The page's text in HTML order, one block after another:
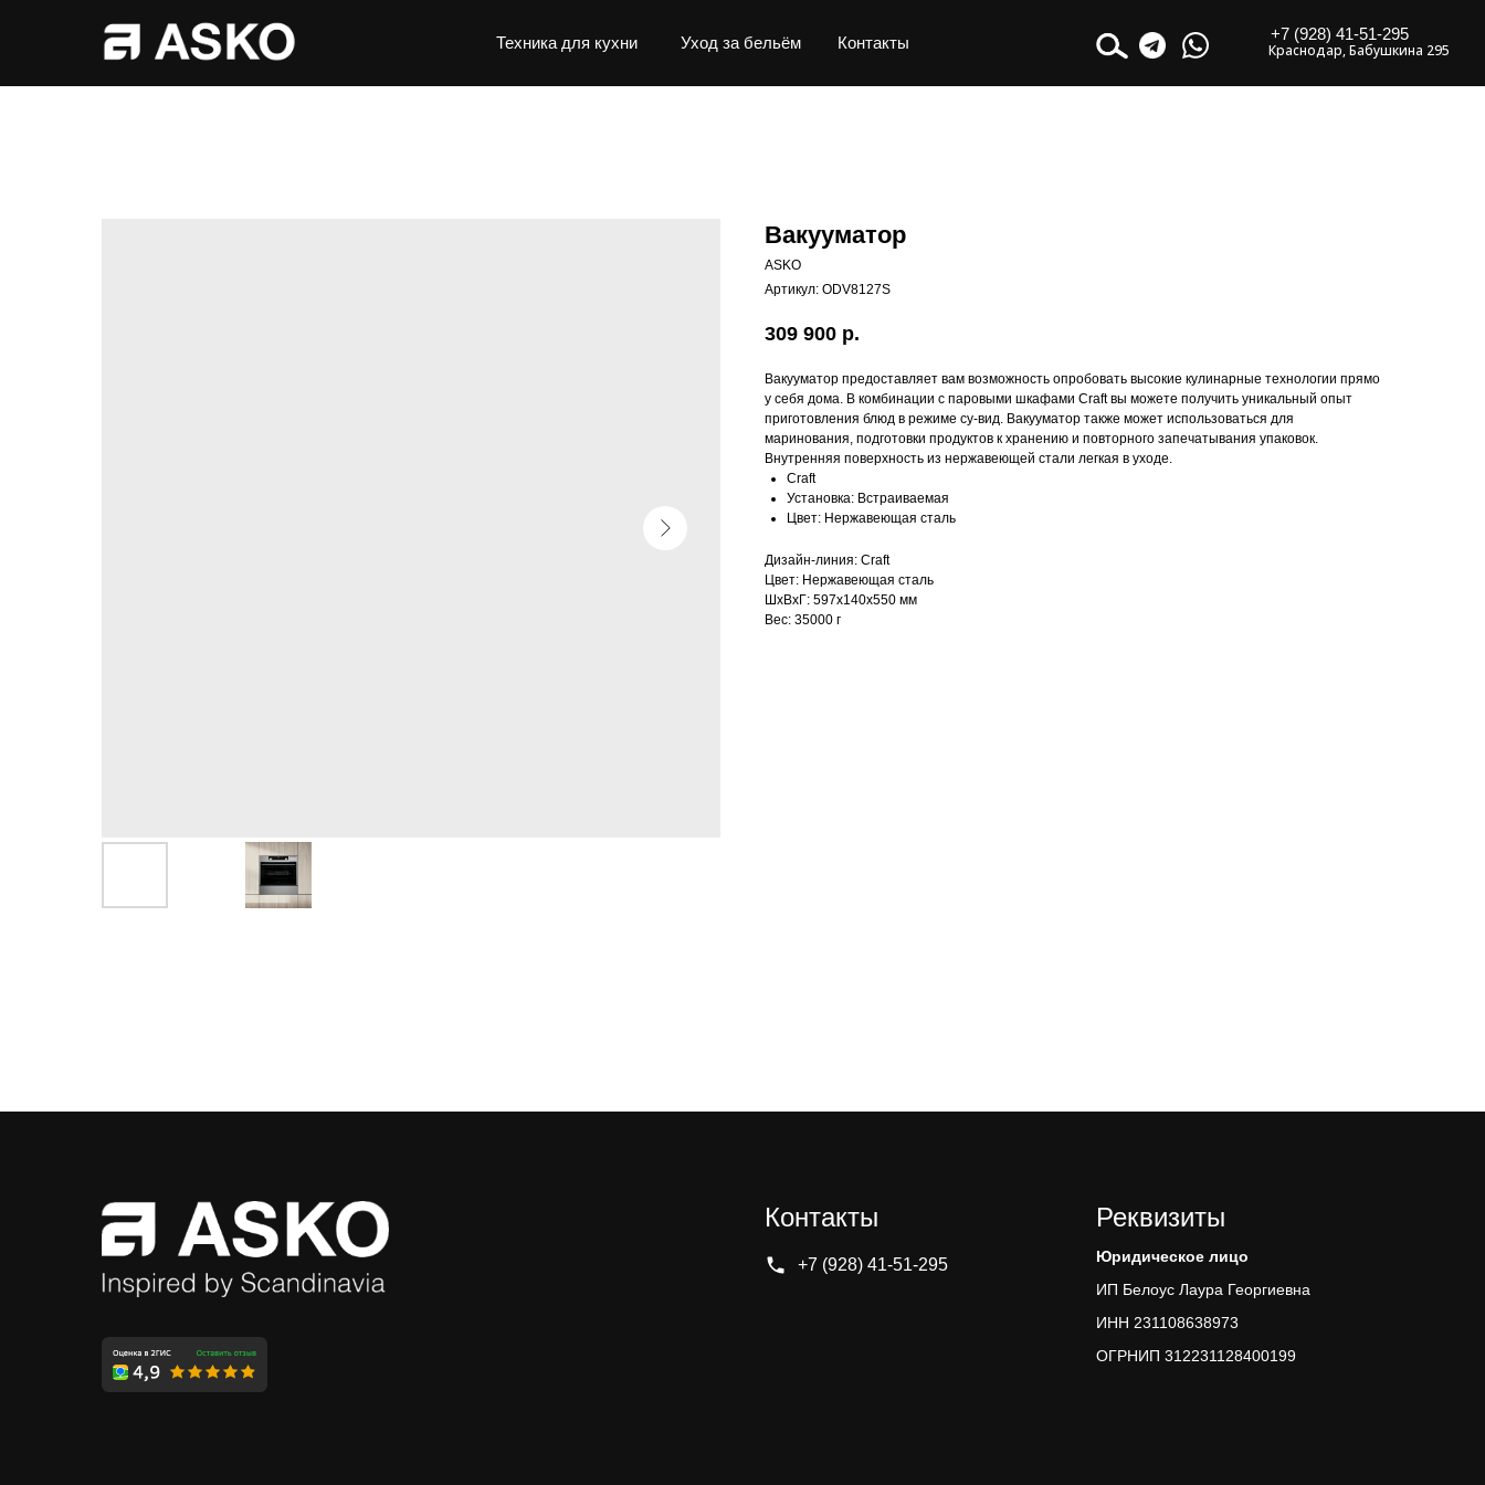
Краснодар, Бабушкина 295
Техника для кухни Уход за бельём Контакты +7 (928) 41-51-295
Вакууматор
ASKO
Артикул: ODV8127S
309 900 р.
Вакууматор предоставляет вам возможность опробовать высокие кулинарные технологии прямо
у себя дома. В комбинации с паровыми шкафами Craft вы можете получить уникальный опыт
приготовления блюд в режиме су-вид. Вакууматор также может использоваться для
маринования, подготовки продуктов к хранению и повторного запечатывания упаковок.
Внутренняя поверхность из нержавеющей стали легкая в уходе.
Craft
Установка: Встраиваемая
Цвет: Нержавеющая сталь
Дизайн-линия: Craft
Цвет: Нержавеющая сталь
ШxВxГ: 597x140x550 мм
Вес: 35000 г
Контакты Реквизиты
+7 (928) 41-51-295
ИП Белоус Лаура Георгиевна
ИНН 231108638973
ОГРНИП 312231128400199
Юридическое лицо